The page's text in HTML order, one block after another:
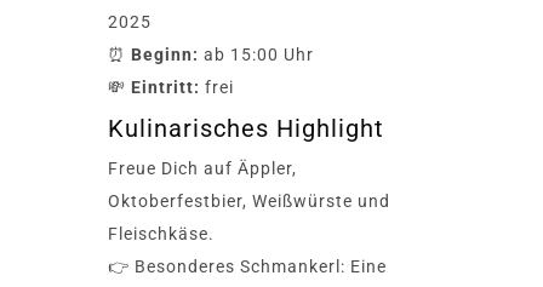
2025
⏰ Beginn: ab 15:00 Uhr
💸 Eintritt: frei
Kulinarisches Highlight
Freue Dich auf Äppler,
Oktoberfestbier, Weißwürste und
Fleischkäse.
👉 Besonderes Schmankerl: Eine